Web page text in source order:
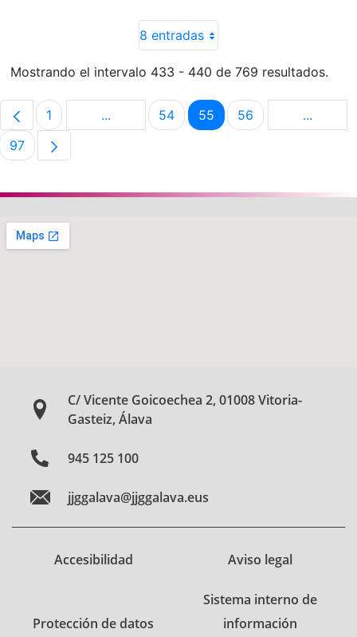
8 entradas
Mostrando el intervalo 433 - 440 de 769 resultados.
Página
1 ...Páginas intermedias Use TAB para
Página
54 Página
55 Página
56 ...
Página
97
C/ Vicente Goicoechea 2, 01008 Vitoria-
Gasteiz, Álava
945 125 100
jjggalava@jjggalava.eus
Accesibilidad Aviso legal
Protección de datos
Sistema interno de
información